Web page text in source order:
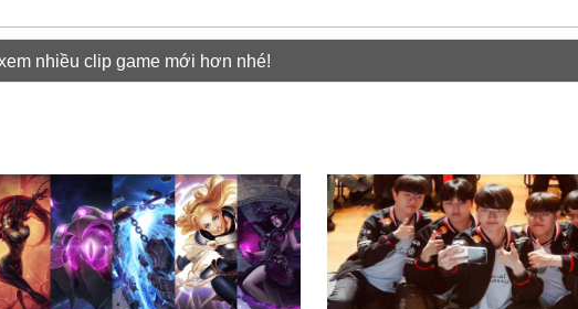
nhiều clip game mới hơn nhé!